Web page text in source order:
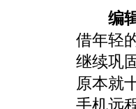
编
借年轻
继续巩
原本就
手机远